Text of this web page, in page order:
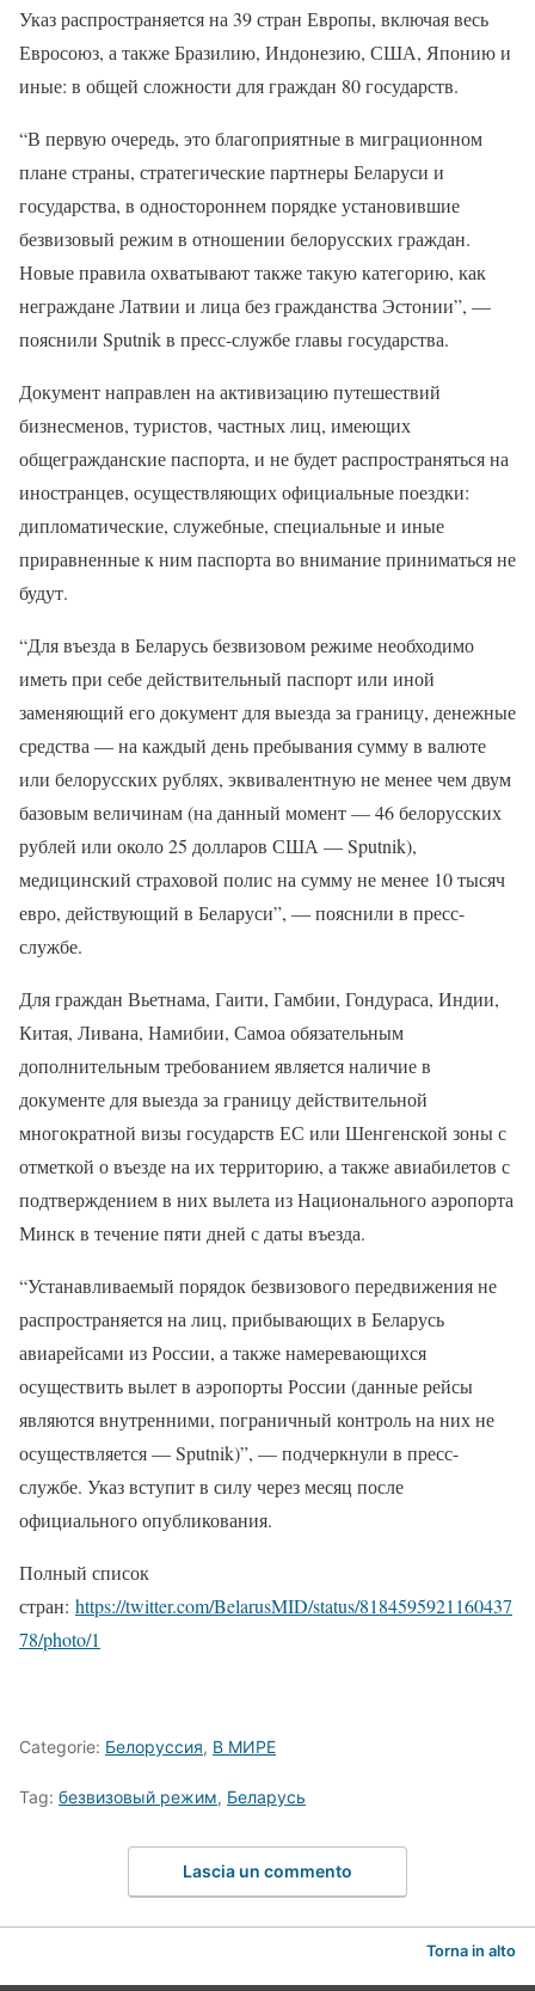
Указ распространяется на 39 стран Европы, включая весь
Евросоюз, а также Бразилию, Индонезию, США, Японию и
иные: в общей сложности для граждан 80 государств.
“В первую очередь, это благоприятные в миграционном
плане страны, стратегические партнеры Беларуси и
государства, в одностороннем порядке установившие
безвизовый режим в отношении белорусских граждан.
Новые правила охватывают также такую категорию, как
неграждане Латвии и лица без гражданства Эстонии”, —
пояснили Sputnik в пресс-службе главы государства.
Документ направлен на активизацию путешествий
бизнесменов, туристов, частных лиц, имеющих
общегражданские паспорта, и не будет распространяться на
иностранцев, осуществляющих официальные поездки:
дипломатические, служебные, специальные и иные
приравненные к ним паспорта во внимание приниматься не
будут.
“Для въезда в Беларусь безвизовом режиме необходимо
иметь при себе действительный паспорт или иной
заменяющий его документ для выезда за границу, денежные
средства — на каждый день пребывания сумму в валюте
или белорусских рублях, эквивалентную не менее чем двум
базовым величинам (на данный момент — 46 белорусских
рублей или около 25 долларов США — Sputnik),
медицинский страховой полис на сумму не менее 10 тысяч
евро, действующий в Беларуси”, — пояснили в пресс-
службе.
Для граждан Вьетнама, Гаити, Гамбии, Гондураса, Индии,
Китая, Ливана, Намибии, Самоа обязательным
дополнительным требованием является наличие в
документе для выезда за границу действительной
многократной визы государств ЕС или Шенгенской зоны с
отметкой о въезде на их территорию, а также авиабилетов с
подтверждением в них вылета из Национального аэропорта
Минск в течение пяти дней с даты въезда.
“Устанавливаемый порядок безвизового передвижения не
распространяется на лиц, прибывающих в Беларусь
авиарейсами из России, а также намеревающихся
осуществить вылет в аэропорты России (данные рейсы
являются внутренними, пограничный контроль на них не
осуществляется — Sputnik)”, — подчеркнули в пресс-
службе. Указ вступит в силу через месяц после
официального опубликования.
Полный список
стран: https://twitter.com/BelarusMID/status/8184595921160437
78/photo/1
Categorie: Белоруссия, В МИРЕ
Tag: безвизовый режим, Беларусь
Lascia un commento
Torna in alto